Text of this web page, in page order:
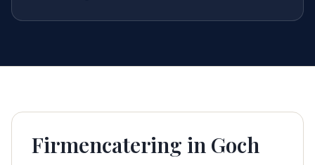
Firmencatering in Goch